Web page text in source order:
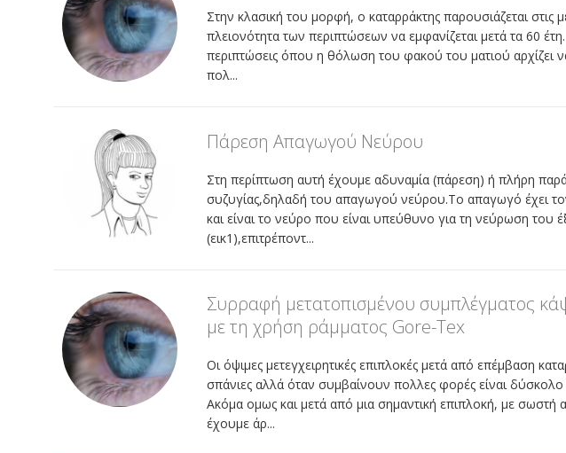
Στην κλασική του μορφή, ο καταρράκτης παρουσιάζεται στις
πλειονότητα των περιπτώσεων να εμφανίζεται μετά τα 60
περιπτώσεις όπου η θόλωση του φακού του ματιού αρχίζει
πολ...
Πάρεση Απαγωγού Νεύρου
Στη περίπτωση αυτή έχουμε αδυναμία (πάρεση) ή πλήρη
συζυγίας,δηλαδή του απαγωγού νεύρου.Το απαγωγό έχει
και είναι το νεύρο που είναι υπεύθυνο για τη νεύρωση του
(εικ1),επιτρέποντ...
Συρραφή μετατοπισμένου συμπλέγματος
με τη χρήση ράμματος Gore-Tex
Οι όψιμες μετεγχειρητικές επιπλοκές μετά από επέμβαση
σπάνιες αλλά όταν συμβαίνουν πολλες φορές είναι δύσκολο
Ακόμα ομως και μετά από μια σημαντική επιπλοκή, με σωστή
έχουμε άρ...